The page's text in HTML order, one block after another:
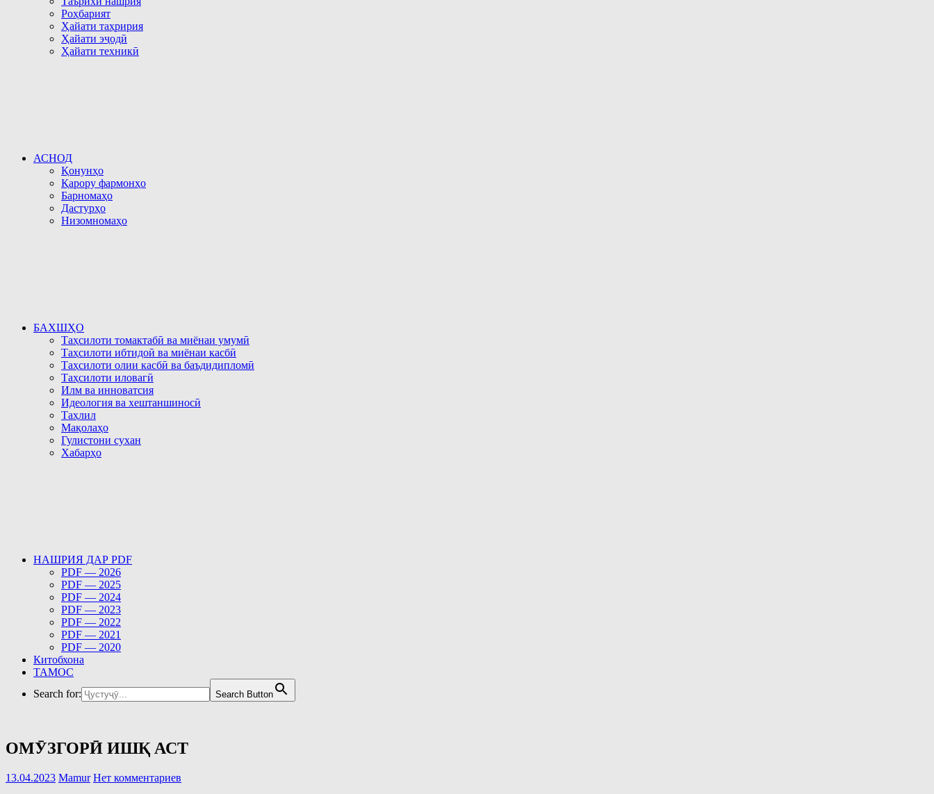
Роҳбарият
Ҳайати таҳририя
Ҳайати эҷодӣ
Ҳайати техникӣ
АСНОД
Қонунҳо
Қарору фармонҳо
Барномаҳо
Дастурҳо
Низомномаҳо
БАХШҲО
Таҳсилоти томактабӣ ва миёнаи умумӣ
Таҳсилоти ибтидоӣ ва миёнаи касбӣ
Таҳсилоти олии касбӣ ва баъдидипломӣ
Таҳсилоти иловагӣ
Илм ва инноватсия
Идеология ва хештаншиносӣ
Таҳлил
Мақолаҳо
Гулистони сухан
Хабарҳо
НАШРИЯ ДАР PDF
PDF — 2026
PDF — 2025
PDF — 2024
PDF — 2023
PDF — 2022
PDF — 2021
PDF — 2020
Китобхона
ТАМОС
Search for:
Search Button
ОМӮЗГОРӢ ИШҚ АСТ
13.04.2023 Mamur Нет комментариев